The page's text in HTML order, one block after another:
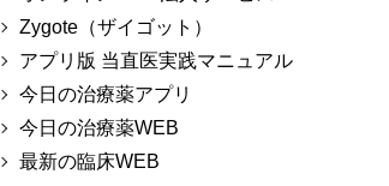
Zygote（ザイゴット）
アプリ版 当直医実践マニュアル
今日の治療薬アプリ
今日の治療薬WEB
最新の臨床WEB